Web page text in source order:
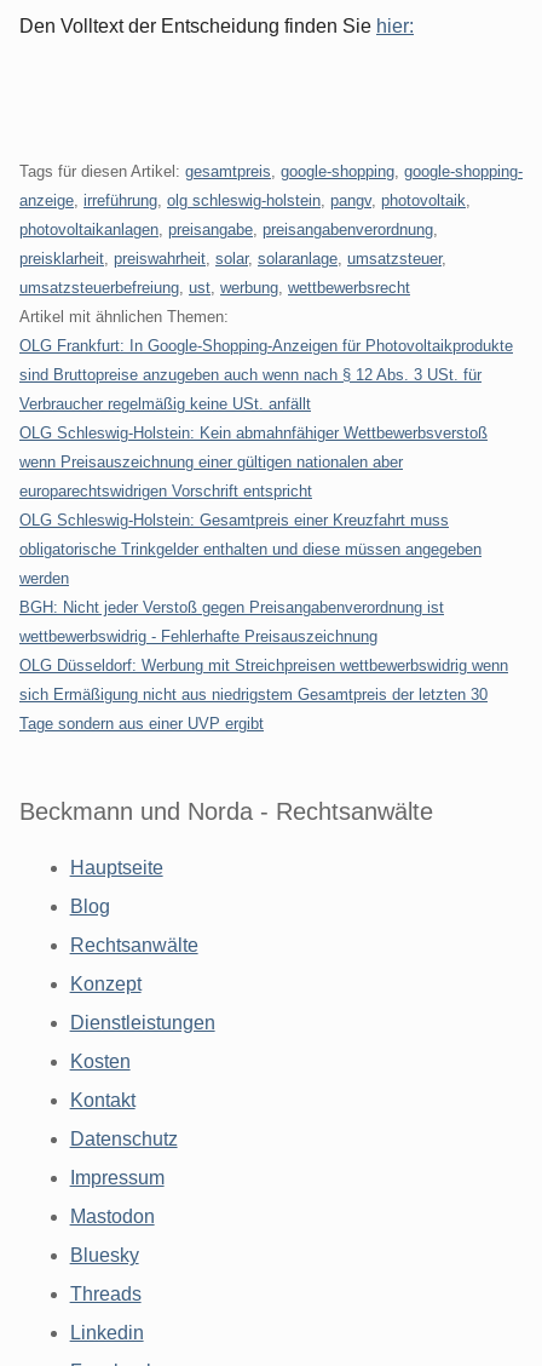
Den Volltext der Entscheidung finden Sie hier:
Tags für diesen Artikel: gesamtpreis google-shopping google-shopping-
anzeige irreführung olg schleswig-holstein pangv, photovoltaik
photovoltaikanlagen preisangabe preisangabenverordnung
preisklarheit preiswahrheit solar, solaranlage umsatzsteuer,
umsatzsteuerbefreiung ust werbung wettbewerbsrecht
Artikel mit ähnlichen Themen:
OLG Frankfurt: In Google-Shopping-Anzeigen für Photovoltaikprodukte
sind Bruttopreise anzugeben auch wenn nach § 12 Abs. 3 USt. für
Verbraucher regelmäßig keine USt. anfällt
OLG Schleswig-Holstein: Kein abmahnfähiger Wettbewerbsverstoß
wenn Preisauszeichnung einer gültigen nationalen aber
europarechtswidrigen Vorschrift entspricht
OLG Schleswig-Holstein: Gesamtpreis einer Kreuzfahrt muss
obligatorische Trinkgelder enthalten und diese müssen angegeben
werden
BGH: Nicht jeder Verstoß gegen Preisangabenverordnung ist
wettbewerbswidrig - Fehlerhafte Preisauszeichnung
OLG Düsseldorf: Werbung mit Streichpreisen wettbewerbswidrig wenn
sich Ermäßigung nicht aus niedrigstem Gesamtpreis der letzten 30
Tage sondern aus einer UVP ergibt
Beckmann und Norda - Rechtsanwälte
Hauptseite
Blog
Rechtsanwälte
Konzept
Dienstleistungen
Kosten
Kontakt
Datenschutz
Impressum
Mastodon
Bluesky
Threads
Linkedin